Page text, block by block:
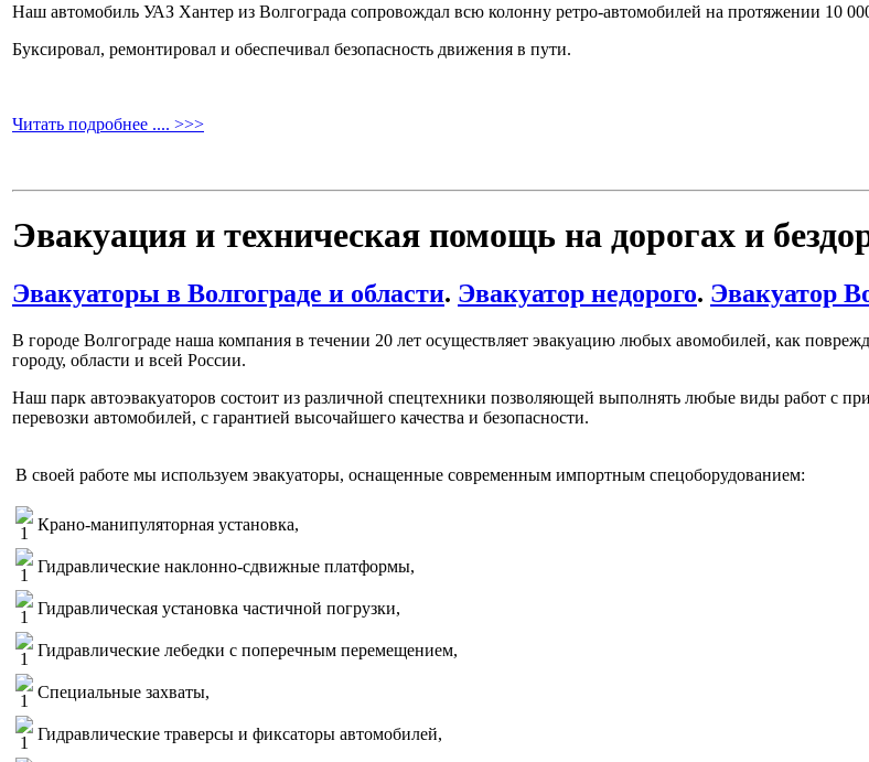
Наш автомобиль УАЗ Хантер из Волгограда сопровождал всю колонну ретро-автомобилей на протяжении 10
Буксировал, ремонтировал и обеспечивал безопасность движения в пути.
Читать подробнее .... >>>
Эвакуация и техническая помощь на дорогах и
Эвакуаторы в Волгограде и области. Эвакуатор недорого. Эвакуатор
В городе Волгограде наша компания в течении 20 лет осуществляет эвакуацию любых авомобилей, как
городу, области и всей России.
Наш парк автоэвакуаторов состоит из различной спецтехники позволяющей выполнять любые виды работ с
перевозки автомобилей, с гарантией высочайшего качества и безопасности.
В своей работе мы используем эвакуаторы, оснащенные современным импортным спецоборудованием:
Крано-манипуляторная установка,
Гидравлические наклонно-сдвижные платформы,
Гидравлическая установка частичной погрузки,
Гидравлические лебедки с поперечным перемещением,
Специальные захваты,
Гидравлические траверсы и фиксаторы автомобилей,